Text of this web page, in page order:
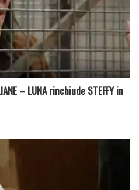
– LUNA rinchiude STEFFY in